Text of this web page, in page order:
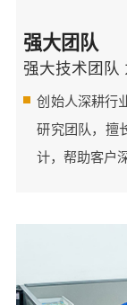
强大团队
强大技术团队
创始人深耕行
研究团队，擅
计，帮助客户